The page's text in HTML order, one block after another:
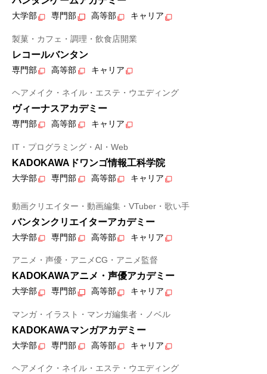
大学部 専門部 高等部 キャリア
製菓・カフェ・調理・飲食店開業
レコールバンタン
専門部 高等部 キャリア
ヘアメイク・ネイル・エステ・ウエディング
ヴィーナスアカデミー
専門部 高等部 キャリア
IT・プログラミング・AI・Web
KADOKAWAドワンゴ情報工科学院
大学部 専門部 高等部 キャリア
動画クリエイター・動画編集・VTuber・歌い手
バンタンクリエイターアカデミー
大学部 専門部 高等部 キャリア
アニメ・声優・アニメCG・アニメ監督
KADOKAWAアニメ・声優アカデミー
大学部 専門部 高等部 キャリア
マンガ・イラスト・マンガ編集者・ノベル
KADOKAWAマンガアカデミー
大学部 専門部 高等部 キャリア
ヘアメイク・ネイル・エステ・ウエディング